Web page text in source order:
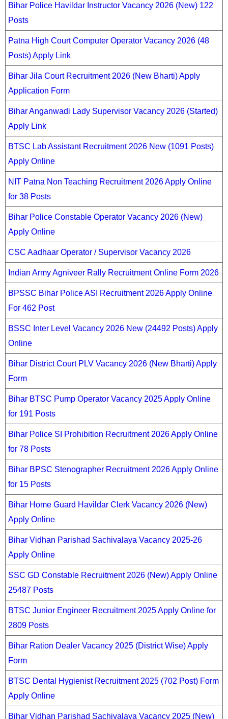
Bihar Police Havildar Instructor Vacancy 2026 (New) 122
Posts
Patna High Court Computer Operator Vacancy 2026 (48
Posts) Apply Link
Bihar Jila Court Recruitment 2026 (New Bharti) Apply
Application Form
Bihar Anganwadi Lady Supervisor Vacancy 2026 (Started)
Apply Link
BTSC Lab Assistant Recruitment 2026 New (1091 Posts)
Apply Online
NIT Patna Non Teaching Recruitment 2026 Apply Online
for 38 Posts
Bihar Police Constable Operator Vacancy 2026 (New)
Apply Online
CSC Aadhaar Operator / Supervisor Vacancy 2026
Indian Army Agniveer Rally Recruitment Online Form 2026
BPSSC Bihar Police ASI Recruitment 2026 Apply Online
For 462 Post
BSSC Inter Level Vacancy 2026 New (24492 Posts) Apply
Online
Bihar District Court PLV Vacancy 2026 (New Bharti) Apply
Form
Bihar BTSC Pump Operator Vacancy 2025 Apply Online
for 191 Posts
Bihar Police SI Prohibition Recruitment 2026 Apply Online
for 78 Posts
Bihar BPSC Stenographer Recruitment 2026 Apply Online
for 15 Posts
Bihar Home Guard Havildar Clerk Vacancy 2026 (New)
Apply Online
Bihar Vidhan Parishad Sachivalaya Vacancy 2025-26
Apply Online
SSC GD Constable Recruitment 2026 (New) Apply Online
25487 Posts
BTSC Junior Engineer Recruitment 2025 Apply Online for
2809 Posts
Bihar Ration Dealer Vacancy 2025 (District Wise) Apply
Form
BTSC Dental Hygienist Recruitment 2025 (702 Post) Form
Apply Online
Bihar Vidhan Parishad Sachivalaya Vacancy 2025 (New)